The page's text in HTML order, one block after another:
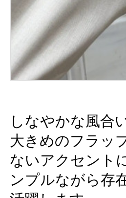
しなやかな風合
大きめのフラッ
ないアクセント
ンプルながら存